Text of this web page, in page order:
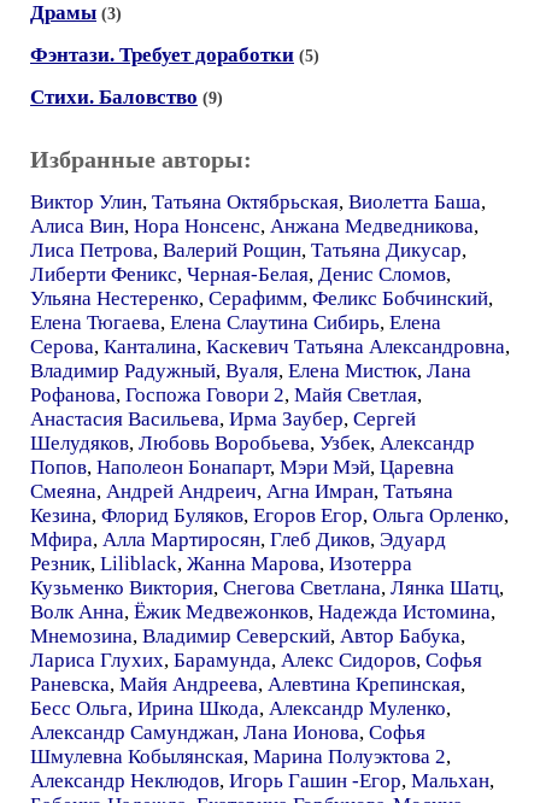
Драмы (3)
Фэнтази. Требует доработки (5)
Стихи. Баловство (9)
Избранные авторы:
Виктор Улин, Татьяна Октябрьская, Виолетта Баша,
Алиса Вин, Нора Нонсенс, Анжана Медведникова,
Лиса Петрова, Валерий Рощин, Татьяна Дикусар,
Либерти Феникс, Черная-Белая, Денис Сломов,
Ульяна Нестеренко, Серафимм, Феликс Бобчинский,
Елена Тюгаева, Елена Слаутина Сибирь, Елена
Серова, Канталина, Каскевич Татьяна Александровна,
Владимир Радужный, Вуаля, Елена Мистюк, Лана
Рофанова, Госпожа Говори 2, Майя Светлая,
Анастасия Васильева, Ирма Заубер, Сергей
Шелудяков, Любовь Воробьева, Узбек, Александр
Попов, Наполеон Бонапарт, Мэри Мэй, Царевна
Смеяна, Андрей Андреич, Агна Имран, Татьяна
Кезина, Флорид Буляков, Егоров Егор, Ольга Орленко,
Мфира, Алла Мартиросян, Глеб Диков, Эдуард
Резник, Liliblack, Жанна Марова, Изотерра
Кузьменко Виктория, Снегова Светлана, Лянка Шатц,
Волк Анна, Ёжик Медвежонков, Надежда Истомина,
Мнемозина, Владимир Северский, Автор Бабука,
Лариса Глухих, Барамунда, Алекс Сидоров, Софья
Раневска, Майя Андреева, Алевтина Крепинская,
Бесс Ольга, Ирина Шкода, Александр Муленко,
Александр Самунджан, Лана Ионова, Софья
Шмулевна Кобылянская, Марина Полуэктова 2,
Александр Неклюдов, Игорь Гашин -Егор, Мальхан,